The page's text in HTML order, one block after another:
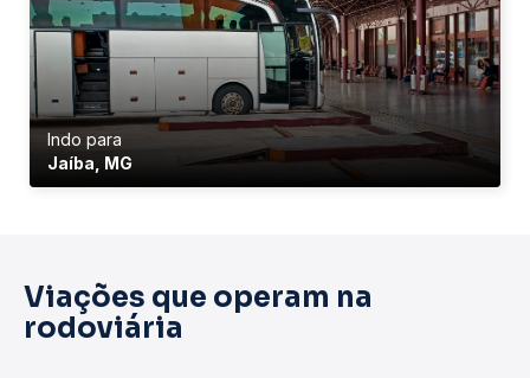
Indo para
Jaíba, MG
Viações que operam na
rodoviária